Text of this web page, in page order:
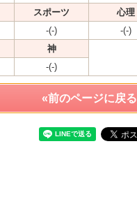
スポーツ 心理
-(-) -(-)
神
-(-)
«前のページに戻る